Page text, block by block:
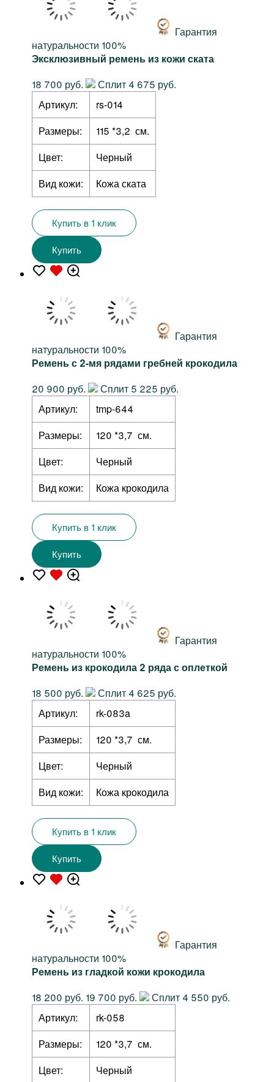
Гарантия
натуральности 100%
Эксклюзивный ремень из кожи ската
18 700 руб.
Сплит 4 675 руб.
Артикул:
rs-014
Размеры:
115 *3,2 см.
Цвет:
Черный
Вид кожи:
Кожа ската
Купить в 1 клик
Купить
Гарантия
натуральности 100%
Ремень с 2-мя рядами гребней крокодила
20 900 руб.
Сплит 5 225 руб.
Артикул:
tmp-644
Размеры:
120 *3,7 см.
Цвет:
Черный
Вид кожи:
Кожа крокодила
Купить в 1 клик
Купить
Гарантия
натуральности 100%
Ремень из крокодила 2 ряда с оплеткой
18 500 руб.
Сплит 4 625 руб.
Артикул:
rk-083a
Размеры:
120 *3,7 см.
Цвет:
Черный
Вид кожи:
Кожа крокодила
Купить в 1 клик
Купить
Гарантия
натуральности 100%
Ремень из гладкой кожи крокодила
18 200 руб. 19 700 руб.
Сплит 4 550 руб.
Артикул:
rk-058
Размеры:
120 *3,7 см.
Цвет:
Черный